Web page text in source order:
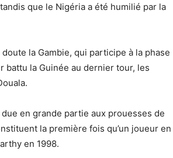
que le Nigéria a été humilié par la
la Gambie, qui participe à la phase
la Guinée au dernier tour, les
en grande partie aux prouesses de
la première fois qu’un joueur en
en 1998.